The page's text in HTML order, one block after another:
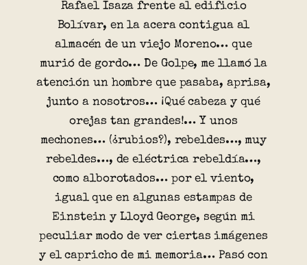
Rafael Isaza frente al edificio
Bolívar, en la acera contigua al
almacén de un viejo Moreno… que
murió de gordo… De Golpe, me llamó la
atención un hombre que pasaba, aprisa,
junto a nosotros… ¡Qué cabeza y qué
orejas tan grandes!… Y unos
mechones… (¿rubios?), rebeldes…, muy
rebeldes…, de eléctrica rebeldía…,
como alborotados… por el viento,
igual que en algunas estampas de
Einstein y Lloyd George, según mi
peculiar modo de ver ciertas imágenes
y el capricho de mi memoria… Pasó con